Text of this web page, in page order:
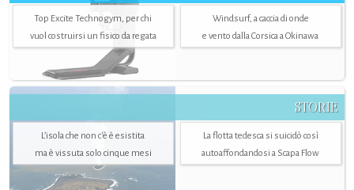
Top Excite Technogym, per chi
vuol costruirsi un fisico da regata
Windsurf, a caccia di onde
e vento dalla Corsica a Okinawa
STORIE
L’isola che non c'è è esistita
ma è vissuta solo cinque mesi
La flotta tedesca si suicidò così
autoaffondandosi a Scapa Flow